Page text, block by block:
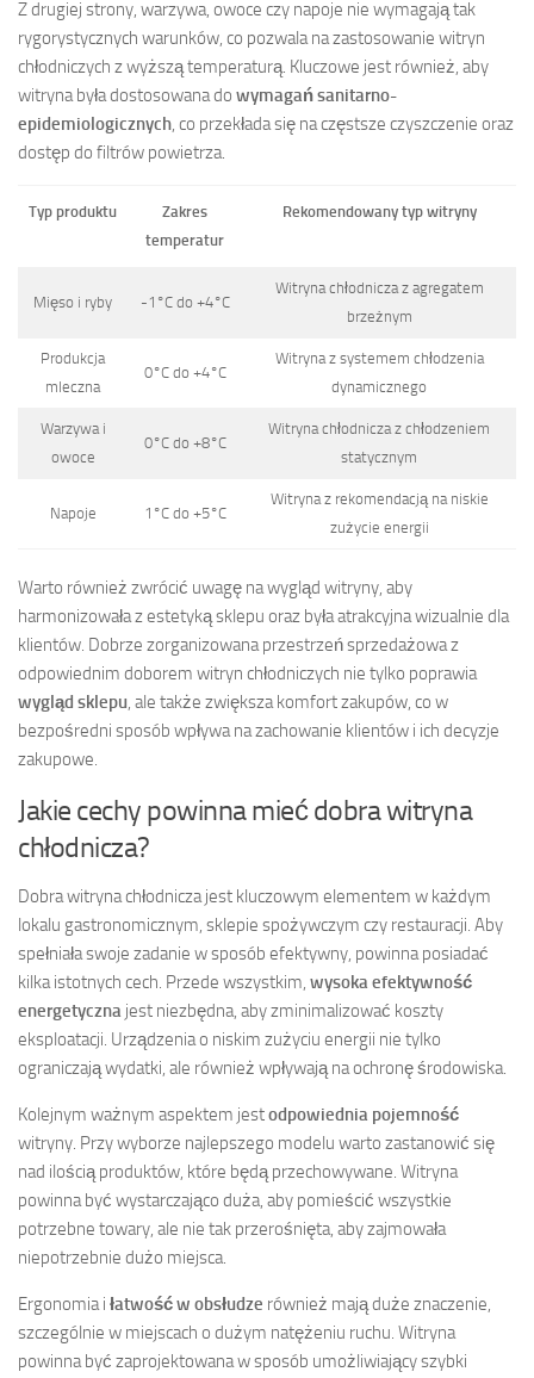
Z drugiej strony, warzywa, owoce czy napoje nie wymagają tak
rygorystycznych warunków, co pozwala na zastosowanie witryn
chłodniczych z wyższą temperaturą. Kluczowe jest również, aby
witryna była dostosowana do wymagań sanitarno-
epidemiologicznych, co przekłada się na częstsze czyszczenie oraz
dostęp do filtrów powietrza.
Typ produktu
Zakres
temperatur
Rekomendowany typ witryny
Mięso i ryby -1°C do +4°C
Witryna chłodnicza z agregatem
brzeżnym
Produkcja
mleczna
0°C do +4°C
Witryna z systemem chłodzenia
dynamicznego
Warzywa i
owoce
0°C do +8°C
Witryna chłodnicza z chłodzeniem
statycznym
Napoje 1°C do +5°C
Witryna z rekomendacją na niskie
zużycie energii
Warto również zwrócić uwagę na wygląd witryny, aby
harmonizowała z estetyką sklepu oraz była atrakcyjna wizualnie dla
klientów. Dobrze zorganizowana przestrzeń sprzedażowa z
odpowiednim doborem witryn chłodniczych nie tylko poprawia
wygląd sklepu, ale także zwiększa komfort zakupów, co w
bezpośredni sposób wpływa na zachowanie klientów i ich decyzje
zakupowe.
Jakie cechy powinna mieć dobra witryna
chłodnicza?
Dobra witryna chłodnicza jest kluczowym elementem w każdym
lokalu gastronomicznym, sklepie spożywczym czy restauracji. Aby
spełniała swoje zadanie w sposób efektywny, powinna posiadać
kilka istotnych cech. Przede wszystkim, wysoka efektywność
energetyczna jest niezbędna, aby zminimalizować koszty
eksploatacji. Urządzenia o niskim zużyciu energii nie tylko
ograniczają wydatki, ale również wpływają na ochronę środowiska.
Kolejnym ważnym aspektem jestodpowiednia pojemność
witryny. Przy wyborze najlepszego modelu warto zastanowić się
nad ilością produktów, które będą przechowywane. Witryna
powinna być wystarczająco duża, aby pomieścić wszystkie
potrzebne towary, ale nie tak przerośnięta, aby zajmowała
niepotrzebnie dużo miejsca.
Ergonomia i łatwość w obsłudze również mają duże znaczenie,
szczególnie w miejscach o dużym natężeniu ruchu. Witryna
powinna być zaprojektowana w sposób umożliwiający szybki